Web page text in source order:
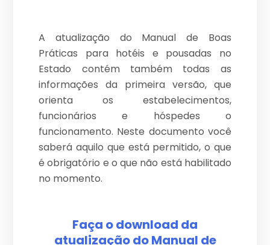
A atualização do Manual de Boas
Práticas para hotéis e pousadas no
Estado contém também todas as
informações da primeira versão, que
orienta os estabelecimentos,
funcionários e hóspedes o
funcionamento. Neste documento você
saberá aquilo que está permitido, o que
é obrigatório e o que não está habilitado
no momento.
Faça o download da
atualização do Manual de